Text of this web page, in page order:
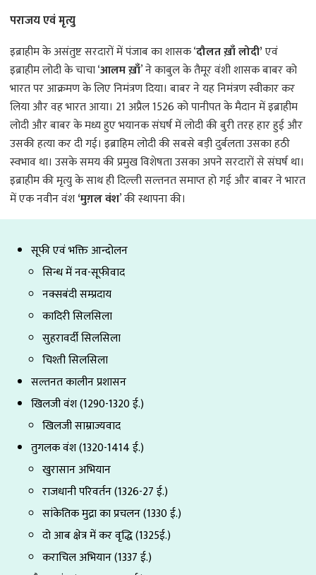
सूफी एवं भक्ति आन्दोलन
सिन्ध में नव-सूफीवाद
नक्सबंदी सम्प्रदाय
कादिरी सिलसिला
सुहरावर्दी सिलसिला
चिश्ती सिलसिला
सल्तनत कालीन प्रशासन
खिलजी वंश (1290-1320 ई.)
खिलजी साम्राज्यवाद
तुगलक वंश (1320-1414 ई.)
खुरासान अभियान
राजधानी परिवर्तन (1326-27 ई.)
सांकेतिक मुद्रा का प्रचलन (1330 ई.)
दो आब क्षेत्र में कर वृद्धि (1325ई.)
कराचिल अभियान (1337 ई.)
पराजय एवं मृत्यु
इब्राहीम के असंतुष्ट सरदारों में पंजाब का शासक ‘दौलत ख़ाँ लोदी’एवं
इब्राहीम लोदी के चाचा ‘आलम ख़ाँ’ ने काबुल के तैमूर वंशी शासक बाबर को
भारत पर आक्रमण के लिए निमंत्रण दिया। बाबर ने यह निमंत्रण स्वीकार कर
लिया और वह भारत आया। 21 अप्रैल 1526 को पानीपत के मैदान में इब्राहीम
लोदी और बाबर के मध्य हुए भयानक संघर्ष में लोदी की बुरी तरह हार हुई और
उसकी हत्या कर दी गई। इब्राहिम लोदी की सबसे बड़ी दुर्बलता उसका हठी
स्वभाव था। उसके समय की प्रमुख विशेषता उसका अपने सरदारों से संघर्ष था।
इब्राहीम की मृत्यु के साथ ही दिल्ली सल्तनत समाप्त हो गई और बाबर ने भारत
में एक नवीन वंश‘मुग़ल वंश’ की स्थापना की।